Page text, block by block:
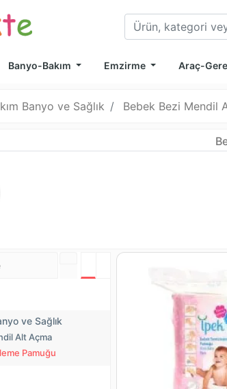
Banyo-Bakım Emzirme Araç-
Banyo ve Sağlık Bebek Bezi Mendil
ve Sağlık
Alt Açma
Pamuğu